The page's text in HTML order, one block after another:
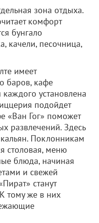
зона отдыха.
комфорт
бунгало
качели, песочница,
имеет
баров, кафе
установлена
подойдет
«Ван Гог» поможет
развлечений. Здесь
Поклонникам
столовая, меню
блюда, начиная
и свежей
станут
тому же в них